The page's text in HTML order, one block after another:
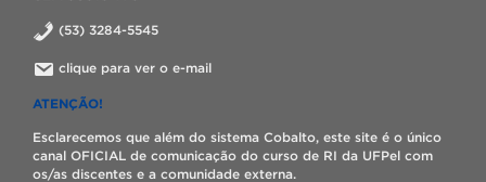
(53) 3284-5545
clique para ver o e-mail
ATENÇÃO!
Esclarecemos que além do sistema Cobalto, este site é o único
canal OFICIAL de comunicação do curso de RI da UFPel com
os/as discentes e a comunidade externa.